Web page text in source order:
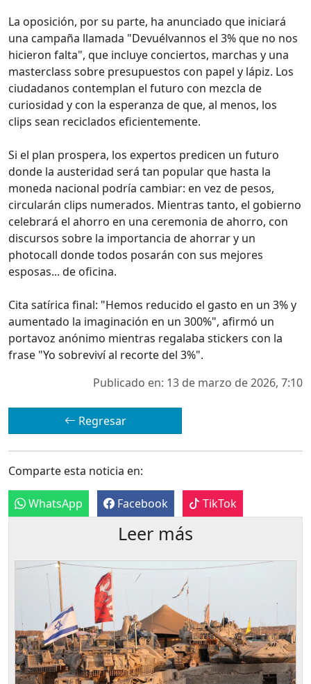
La oposición, por su parte, ha anunciado que iniciará
una campaña llamada "Devuélvannos el 3% que no nos
hicieron falta", que incluye conciertos, marchas y una
masterclass sobre presupuestos con papel y lápiz. Los
ciudadanos contemplan el futuro con mezcla de
curiosidad y con la esperanza de que, al menos, los
clips sean reciclados eficientemente.
Si el plan prospera, los expertos predicen un futuro
donde la austeridad será tan popular que hasta la
moneda nacional podría cambiar: en vez de pesos,
circularán clips numerados. Mientras tanto, el gobierno
celebrará el ahorro en una ceremonia de ahorro, con
discursos sobre la importancia de ahorrar y un
photocall donde todos posarán con sus mejores
esposas... de oficina.
Cita satírica final: "Hemos reducido el gasto en un 3% y
aumentado la imaginación en un 300%", afirmó un
portavoz anónimo mientras regalaba stickers con la
frase "Yo sobreviví al recorte del 3%".
Publicado en: 13 de marzo de 2026, 7:10
Regresar
Comparte esta noticia en:
WhatsApp Facebook TikTok
Leer más